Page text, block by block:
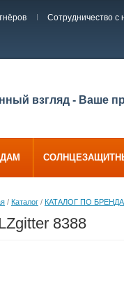
Сотрудничество с
взгляд - Ваше
/ Каталог / КАТАЛОГ ПО
8388